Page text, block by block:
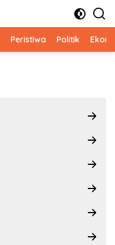
Peristiwa Politik